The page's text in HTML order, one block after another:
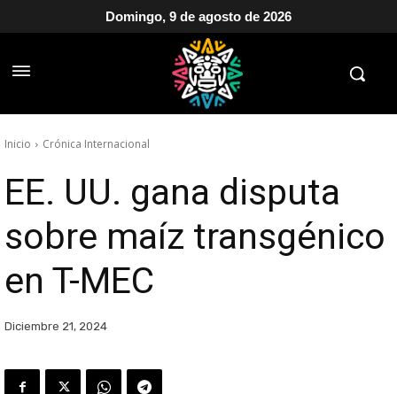
Domingo, 9 de agosto de 2026
Inicio Crónica Internacional
EE. UU. gana disputa
sobre maíz transgénico
en T-MEC
Diciembre 21, 2024